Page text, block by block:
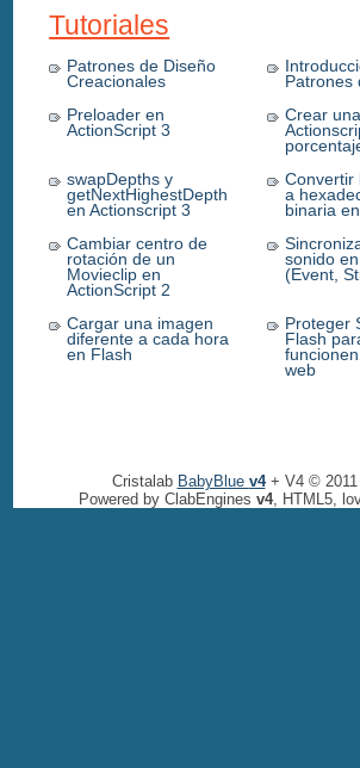
Tutoriales
Patrones de Diseño
Creacionales
Patrones
Preloader en
ActionScript 3
Crear
swapDepths y
getNextHighestDepth
en Actionscript 3
Convertir
a
binaria
Cambiar centro de
rotación de un
Movieclip en
ActionScript 2
sonido
(Event,
Cargar una imagen
diferente a cada hora
en Flash
Proteger
Flash
web
Cristalab BabyBlue v4+ V4 © 2011
Powered by ClabEngines v4, HTML5,